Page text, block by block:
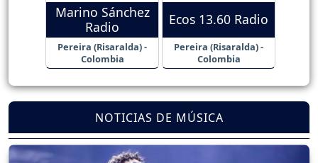
Marino Sánchez
Radio
Pereira (Risaralda) -
Colombia
Ecos 13.60 Radio
Pereira (Risaralda) -
Colombia
NOTICIAS DE MÚSICA